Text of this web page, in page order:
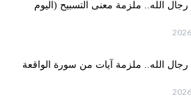
الله.. ملزمة معنى التسبيح (اليوم
رجال الله.. ملزمة آيات من سورة الواقعة